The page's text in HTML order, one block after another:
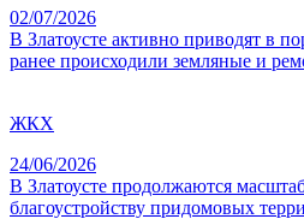
02/07/2026
В Златоусте активно приводят в
ранее происходили земляные и
ЖКХ
24/06/2026
В Златоусте продолжаются
благоустройству придомовых